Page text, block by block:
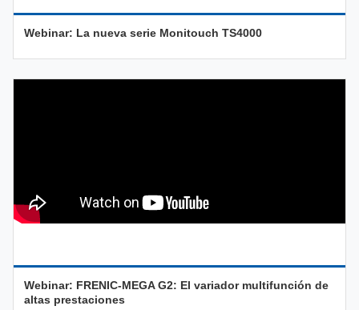
Webinar: La nueva serie Monitouch TS4000
Webinar: FRENIC-MEGA G2: El variador multifunción de
altas prestaciones